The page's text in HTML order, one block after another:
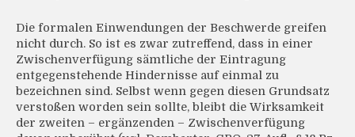
Die formalen Einwendungen der Beschwerde greifen
nicht durch. So ist es zwar zutreffend, dass in einer
Zwischenverfügung sämtliche der Eintragung
entgegenstehende Hindernisse auf einmal zu
bezeichnen sind. Selbst wenn gegen diesen Grundsatz
verstoßen worden sein sollte, bleibt die Wirksamkeit
der zweiten – ergänzenden – Zwischenverfügung